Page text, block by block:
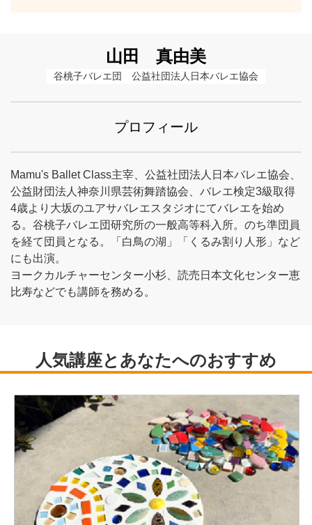
山田 真由美
谷桃子バレエ団　公益社団法人日本バレエ協会
プロフィール
Mamu's Ballet Class主宰、公益社団法人日本バレエ協会、
公益財団法人神奈川県芸術舞踏協会、バレエ検定3級取得
4歳より大坂のユアサバレエスタジオにてバレエを始め
る。谷桃子バレエ団研究所の一般高等科入所。のち準団員
を経て団員となる。「白鳥の湖」「くるみ割り人形」など
にも出演。
ヨークカルチャーセンター小杉、読売日本文化センター恵
比寿などでも講師を務める。